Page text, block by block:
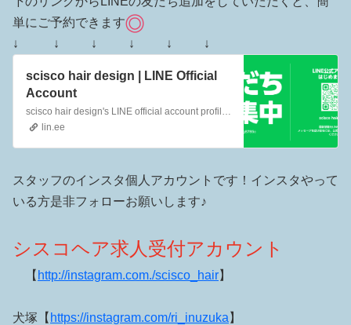
単にご予約できます
↓ ↓ ↓ ↓ ↓ ↓
scisco hair design | LINE Official
Account
scisco hair design's LINE official account profile page. Add them as a friend for the latest news.
lin.ee
スタッフのインスタ個人アカウントです！インスタやって
いる方是非フォローお願いします♪
シスコヘア求人受付アカウント
【 http://instagram.com./scisco_hair】
犬塚【 https://instagram.com/ri_inuzuka 】